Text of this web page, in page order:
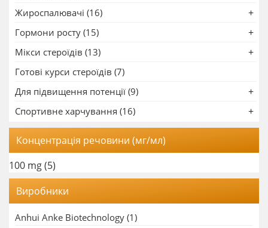
Жироспалювачі (16)
Гормони росту (15)
Мікси стероїдів (13)
Готові курси стероїдів (7)
Для підвищення потенції (9)
Спортивне харчування (16)
Концентрація речовини (мг/мл)
100 mg(5)
Виробники
Anhui Anke Biotechnology (1)